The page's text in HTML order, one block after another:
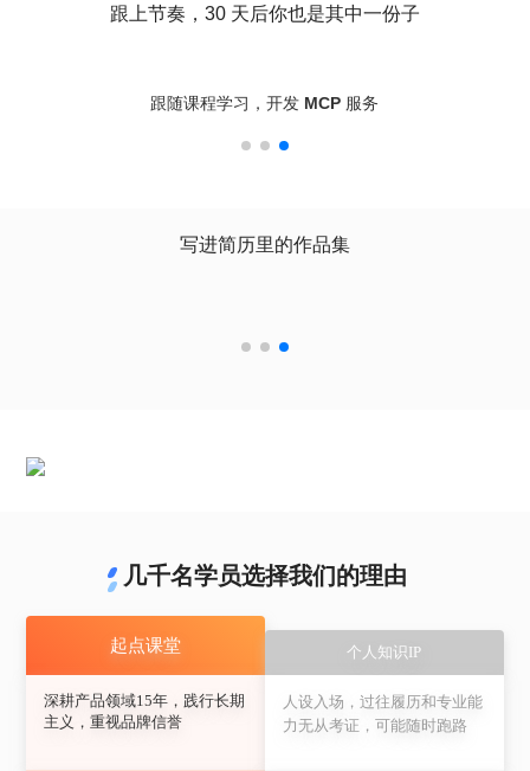
跟上节奏，30 天后你也是其中一份子
跟随课程学习，开发 MCP 服务
写进简历里的作品集
几千名学员选择我们的理由
起点课堂
深耕产品领域15年，践行长期
主义，重视品牌信誉
个人知识IP
人设入场，过往履历和专业能
力无从考证，可能随时跑路